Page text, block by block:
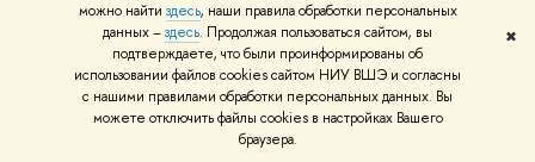
можно найти здесь, наши правила обработки персональных
данных –здесь. Продолжая пользоваться сайтом, вы
подтверждаете, что были проинформированы об
использовании файлов cookies сайтом НИУ ВШЭ и согласны
с нашими правилами обработки персональных данных. Вы
можете отключить файлы cookies в настройках Вашего
браузера.
✖
— Это известное экономическое
и социологическое правило, что как только
вы принимаете некоторые правила игры, то всегда
появляются те, кто хочет переиграть систему.
С мошенниками точно так же, они изобретают все